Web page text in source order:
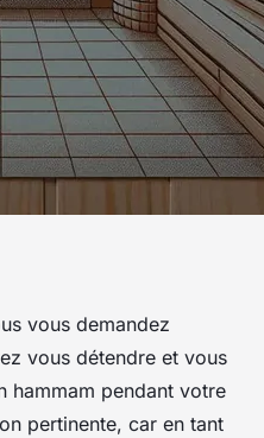
sauna ou
le
?
vous demandez
vous détendre et vous
hammam pendant votre
pertinente, car en tant